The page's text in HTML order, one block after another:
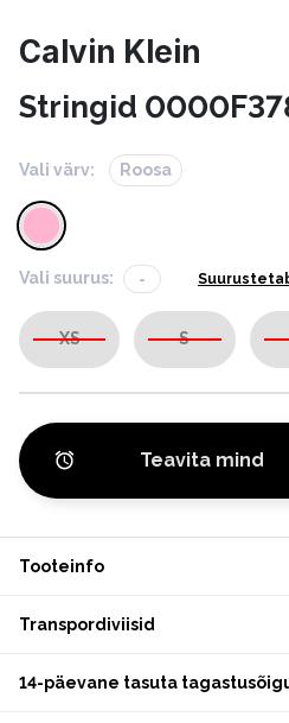
Calvin Klein
Stringid
Vali värv: Roosa
Vali suurus: -
XS S
Teavita mind
Tooteinfo
Transpordiviisid
14-päevane tasuta